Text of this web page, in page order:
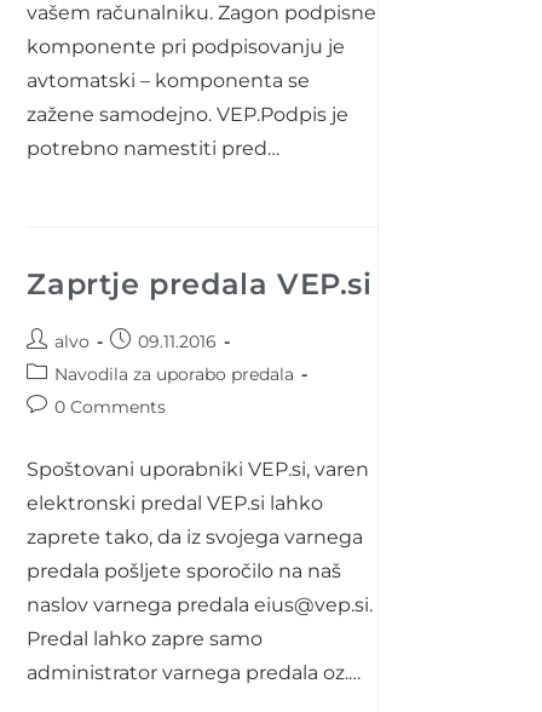
vašem računalniku. Zagon podpisne
komponente pri podpisovanju je
avtomatski – komponenta se
zažene samodejno. VEP.Podpis je
potrebno namestiti pred…
Zaprtje predala VEP.si
Post
author:
alvo
Post
published:
09.11.2016
Post
category:
Navodila za uporabo predala
Post0 Comments
Spoštovani uporabniki VEP.si, varen
elektronski predal VEP.si lahko
zaprete tako, da iz svojega varnega
predala pošljete sporočilo na naš
naslov varnega predala eius@vep.si.
Predal lahko zapre samo
administrator varnega predala oz.…